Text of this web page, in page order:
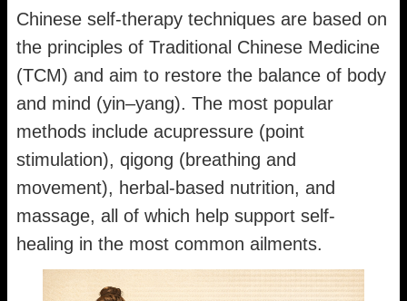
Chinese self-therapy techniques are based on
the principles of Traditional Chinese Medicine
(TCM) and aim to restore the balance of body
and mind (yin–yang). The most popular
methods include acupressure (point
stimulation), qigong (breathing and
movement), herbal-based nutrition, and
massage, all of which help support self-
healing in the most common ailments.